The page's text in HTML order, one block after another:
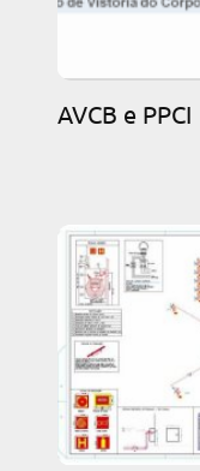
AVCB e PPCI